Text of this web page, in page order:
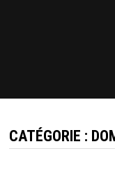
CATÉGORIE :